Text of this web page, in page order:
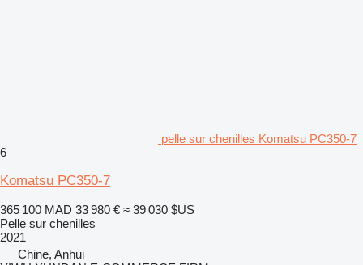
pelle sur chenilles Komatsu PC350-7
6
Komatsu PC350-7
365 100 MAD 33 980 € ≈ 39 030 $US
Pelle sur chenilles
2021
Chine, Anhui